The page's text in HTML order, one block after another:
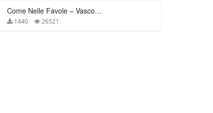
Come Nelle Favole – Vasco Rossi
1440 26521